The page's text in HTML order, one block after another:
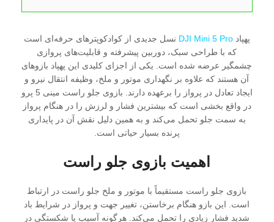
پهپادDJI Mini 5 Pro نسل جدیدی از کوادکوپترهای حرفه‌ای است
که با طراحی سبک، دوربین پیشرفته و قابلیت‌های پروازی
چشمگیر عرضه شده است. یکی از اجزای کلیدی این پهپاد بازوهای
آن هستند که علاوه بر نگهداری موتور و ملخ، وظیفه انتقال نیرو و
ایجاد تعادل در پرواز را برعهده دارند. بازوی جلو راست مینی 5 پرو
در واقع بخشی است که بیشترین فشار و لرزش را در هنگام پرواز
به سمت جلو تحمل می‌کند و به همین دلیل نقش آن در پایداری
پرنده بسیار حیاتی است.
اهمیت بازوی جلو راست
بازوی جلو راست مستقیماً با موتور و ملخ جلو راست در ارتباط
است. این بازو هنگام برخاستن، تغییر جهت و پرواز در شرایط باد
شدید فشار زیادی را تحمل می‌کند. هرگونه آسیب یا شکستگی در